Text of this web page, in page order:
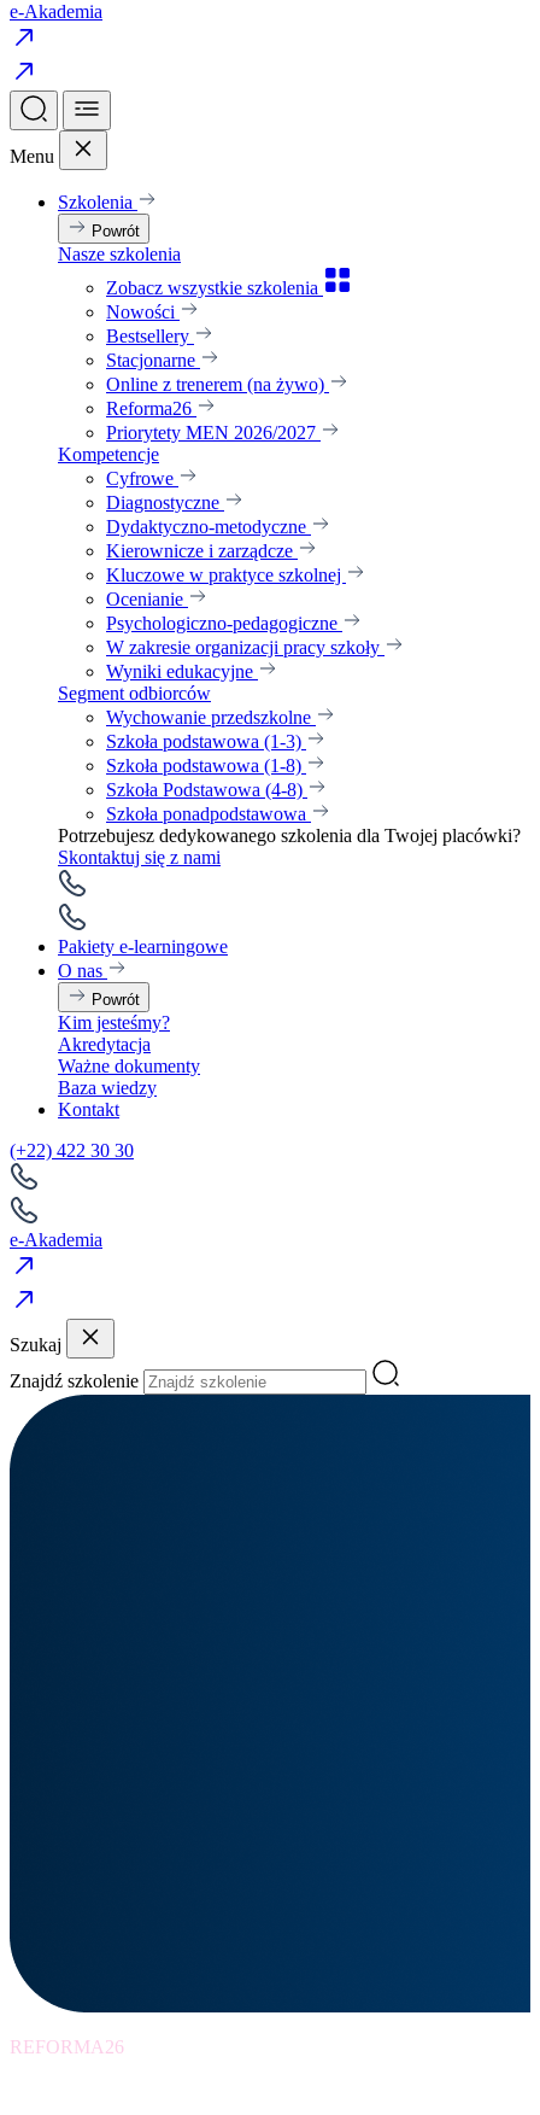
e-Akademia
Menu
Szkolenia
Powrót
Nasze szkolenia
Zobacz wszystkie szkolenia
Nowości
Bestsellery
Stacjonarne
Online z trenerem (na żywo)
Reforma26
Priorytety MEN 2026/2027
Kompetencje
Cyfrowe
Diagnostyczne
Dydaktyczno-metodyczne
Kierownicze i zarządcze
Kluczowe w praktyce szkolnej
Ocenianie
Psychologiczno-pedagogiczne
W zakresie organizacji pracy szkoły
Wyniki edukacyjne
Segment odbiorców
Wychowanie przedszkolne
Szkoła podstawowa (1-3)
Szkoła podstawowa (1-8)
Szkoła Podstawowa (4-8)
Szkoła ponadpodstawowa
Potrzebujesz dedykowanego szkolenia dla Twojej placówki?
Skontaktuj się z nami
Pakiety e-learningowe
O nas
Powrót
Kim jesteśmy?
Akredytacja
Ważne dokumenty
Baza wiedzy
Kontakt
(+22) 422 30 30
e-Akademia
Szukaj
Znajdź szkolenie
REFORMA26